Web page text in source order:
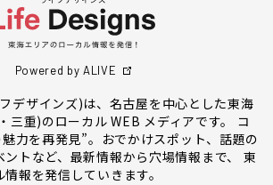
Powered by ALIVE
デザインズ)は、名古屋を中心とした東海
三重)のローカル WEB メディアです。 コ
力を再発見”。おでかけスポット、話題の
トなど、最新情報から穴場情報まで、 東
報を発信していきます。